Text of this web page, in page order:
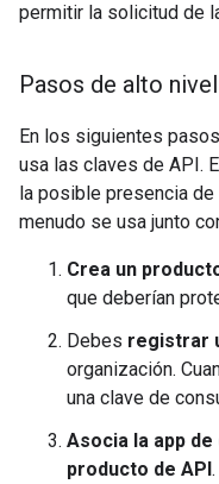
permitir la solicitud de
Pasos de alto nivel
En los siguientes
usa las claves de API.
la posible presencia de
menudo se usa junto
Crea un
que deberían
Debes registrar
organización.
una clave de
Asocia la app
producto de API